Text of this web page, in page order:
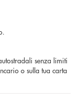
senza limiti
o sulla tua carta